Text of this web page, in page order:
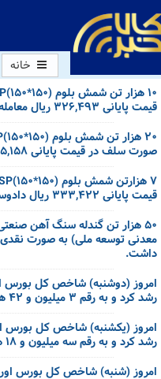
خانه
قیمت پایانی ۳۲۶,۴۹۳ ریال معامله شد.
صورت سلف در قیمت پایانی ۳۲۵,۱۵۸ ریال خریدار داشت.
قیمت پایانی ۳۳۳,۴۲۲ ریال دادوستد شد.
۵۰ هزار تن گندله سنگ آهن
داشت.
رشد کرد و به رقم ۳ میلیون و ۴۲ هزار و ۹۳۳ واحد رسید.
رشد کرد و به رقم سه میلیون و ۱۸ هزار و ۷۵۳ واحد رسید.